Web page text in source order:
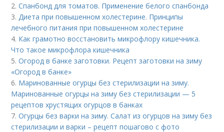
2.Спанбонд для томатов. Применение белого спанбонда
3.Диета при повышенном холестерине. Принципы
лечебного питания при повышенном холестерине
4. Как грамотно восстановить микрофлору кишечника.
Что такое микрофлора кишечника
5.Огород в банке заготовки. Рецепт заготовки на зиму
«Огород в банке»
6. Маринованные огурцы без стерилизации на зиму.
Маринованные огурцы на зиму без стерилизации — 5
рецептов хрустящих огурцов в банках
7.Огурцы без варки на зиму. Салат из огурцов на зиму без
стерилизации и варки – рецепт пошагово с фото